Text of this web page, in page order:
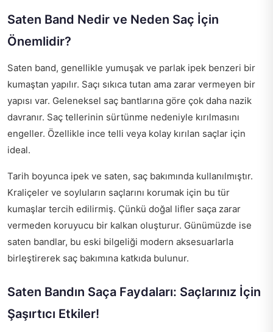
Saten Band Nedir ve Neden Saç İçin
Önemlidir?
Saten band, genellikle yumuşak ve parlak ipek benzeri bir
kumaştan yapılır. Saçı sıkıca tutan ama zarar vermeyen bir
yapısı var. Geleneksel saç bantlarına göre çok daha nazik
davranır. Saç tellerinin sürtünme nedeniyle kırılmasını
engeller. Özellikle ince telli veya kolay kırılan saçlar için
ideal.
Tarih boyunca ipek ve saten, saç bakımında kullanılmıştır.
Kraliçeler ve soyluların saçlarını korumak için bu tür
kumaşlar tercih edilirmiş. Çünkü doğal lifler saça zarar
vermeden koruyucu bir kalkan oluşturur. Günümüzde ise
saten bandlar, bu eski bilgeliği modern aksesuarlarla
birleştirerek saç bakımına katkıda bulunur.
Saten Bandın Saça Faydaları: Saçlarınız İçin
Şaşırtıcı Etkiler!